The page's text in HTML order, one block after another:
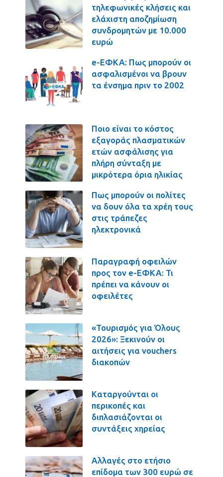
τηλεφωνικές κλήσεις και
ελάχιστη αποζημίωση
συνδρομητών με 10.000
ευρώ
e-ΕΦΚΑ: Πως μπορούν οι
ασφαλισμένοι να βρουν
τα ένσημα πριν το 2002
Ποιο είναι το κόστος
εξαγοράς πλασματικών
ετών ασφάλισης για
πλήρη σύνταξη με
μικρότερα όρια ηλικίας
Πως μπορούν οι πολίτες
να δουν όλα τα χρέη τους
στις τράπεζες
ηλεκτρονικά
Παραγραφή οφειλών
προς τον e-ΕΦΚΑ: Τι
πρέπει να κάνουν οι
οφειλέτες
«Τουρισμός για Όλους
2026»: Ξεκινούν οι
αιτήσεις για vouchers
διακοπών
Καταργούνται οι
περικοπές και
διπλασιάζονται οι
συντάξεις χηρείας
Αλλαγές στο ετήσιο
επίδομα των 300 ευρώ σε